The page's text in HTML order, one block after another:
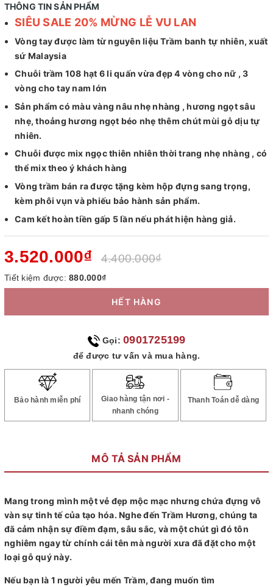
THÔNG TIN SẢN PHẨM
SIÊU SALE 20% MỪNG LỄ VU LAN
Vòng tay được làm từ nguyên liệu Trầm banh tự nhiên, xuất
sứ Malaysia
Chuỗi trầm 108 hạt 6 li quấn vừa đẹp 4 vòng cho nữ , 3
vòng cho tay nam lớn
Sản phẩm có màu vàng nâu nhẹ nhàng , hương ngọt sâu
nhẹ, thoảng hương ngọt béo nhẹ thêm chút mùi gỗ dịu tự
nhiên.
Chuỗi được mix ngọc thiên nhiên thời trang nhẹ nhàng , có
thể mix theo ý khách hàng
Vòng trầm bán ra được tặng kèm hộp đựng sang trọng,
kèm phôi vụn và phiếu bảo hành sản phẩm.
Cam kết hoàn tiền gấp 5 lần nếu phát hiện hàng giả.
3.520.000₫ 4.400.000₫
Tiết kiệm được: 880.000₫
HẾT HÀNG
Gọi: 0901725199
để được tư vấn và mua hàng.
Bảo hành miễn phí
Giao hàng tận nơi -
nhanh chóng
Thanh Toán dễ dàng
MÔ TẢ SẢN PHẨM
Mang trong mình một vẻ đẹp mộc mạc nhưng chứa đựng vô
vàn sự tinh tế của tạo hóa. Nghe đến Trầm Hương, chúng ta
đã cảm nhận sự điềm đạm, sâu sắc, và một chút gì đó tôn
nghiêm ngay từ chính cái tên mà người xưa đã đặt cho một
loại gỗ quý này.
Nếu bạn là 1 người yêu mến Trầm, đang muốn tìm